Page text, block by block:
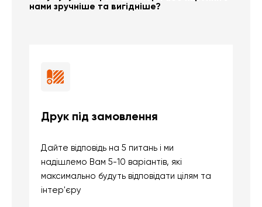
нами зручніше та вигідніше?
Друк під замовлення
Дайте відповідь на 5 питань і ми
надішлемо Вам 5-10 варіантів, які
максимально будуть відповідати цілям та
інтер'єру